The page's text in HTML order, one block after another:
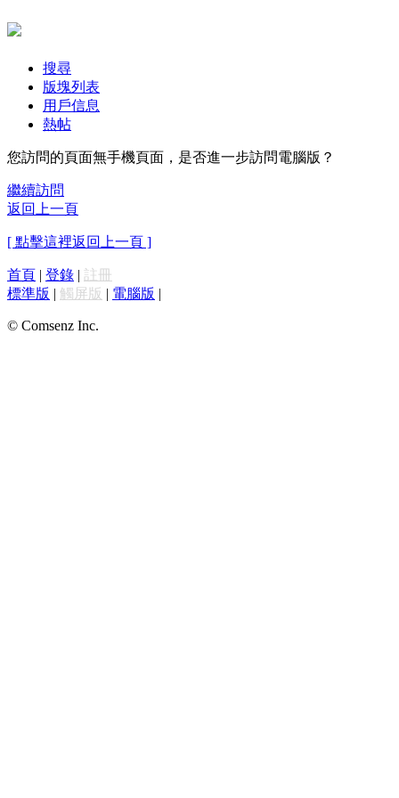
搜尋
版塊列表
用戶信息
熱帖
您訪問的頁面無手機頁面，是否進一步訪問電腦版？
繼續訪問
返回上一頁
[ 點擊這裡返回上一頁 ]
首頁 | 登錄 | 註冊
標準版 | 觸屏版 | 電腦版 |
© Comsenz Inc.